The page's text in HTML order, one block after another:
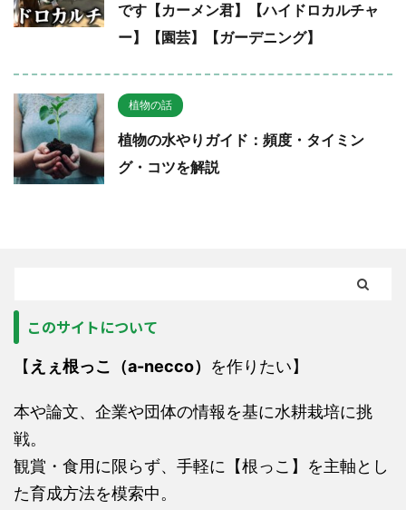
です【カーメン君】【ハイドロカルチャ
ー】【園芸】【ガーデニング】
植物の話
植物の水やりガイド：頻度・タイミン
グ・コツを解説
このサイトについて
【 えぇ根っこ（a-necco） を作りたい】
本や論文、企業や団体の情報を基に水耕栽培に挑
戦。
観賞・食用に限らず、手軽に【根っこ】を主軸とし
た育成方法を模索中。